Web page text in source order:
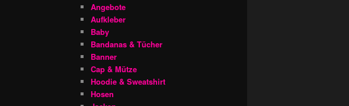
Angebote
Aufkleber
Baby
Bandanas & Tücher
Banner
Cap & Mütze
Hoodie & Sweatshirt
Hosen